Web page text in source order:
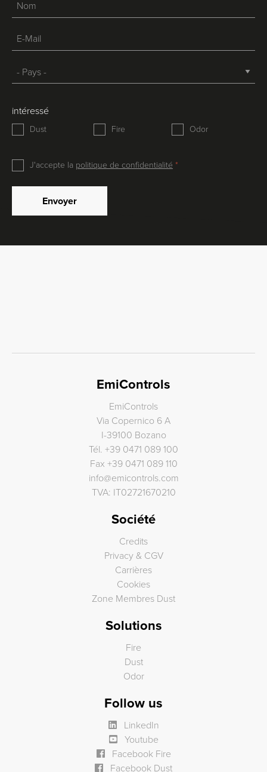
intéressé
Dust Fire Odor
J'accepte la politique de confidentialité
Envoyer
EmiControls
EmiControls
Via Copernico 6 A
I-39100 Bozano
Tél. +39 0471 089 100
Fax +39 0471 089 110
info@emicontrols.com
TVA: IT02721670210
Société
Credits
Privacy & CGV
Carrières
Cookies
Zone Membres Dust
Solutions
Fire
Dust
Odor
Follow us
LinkedIn
Youtube
Facebook Fire
Facebook Dust